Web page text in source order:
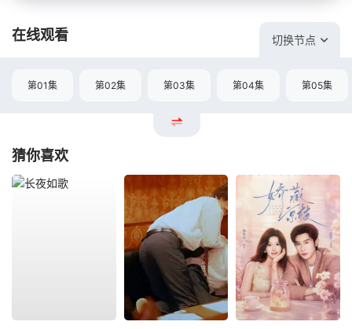
在线观看 切换节点
第01集 第02集 第03集 第04集 第05集
猜你喜欢